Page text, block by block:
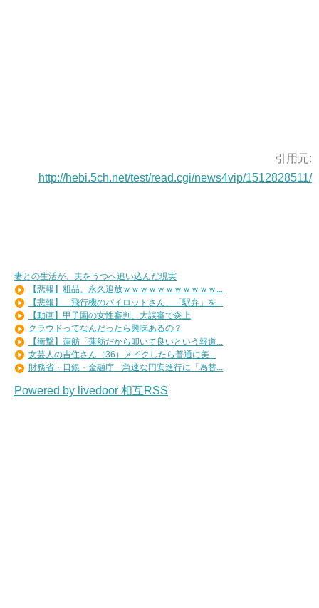
引用元:
http://hebi.5ch.net/test/read.cgi/news4vip/1512828511/
妻との生活が、夫をうつへ追い込んだ現実
【悲報】粗品、永久追放ｗｗｗｗｗｗｗｗｗｗｗ...
【悲報】 飛行機のパイロットさん、「駅弁」を...
【動画】甲子園の女性審判、大誤審で炎上
クラウドってなんだったら興味あるの？
【衝撃】蓮舫「蓮舫だから叩いて良いという報道...
女芸人の吉住さん（36）メイクしたら普通に美...
財務省・日銀・金融庁 急速な円安進行に「為替...
Powered by livedoor 相互RSS